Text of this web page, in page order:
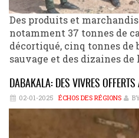
Des produits et
notamment 37 tonnes de
décortiqué, cinq tonnes de
sauvage et des dizaines
DABAKALA: DES VIVRES
02-01-2025 ÉCHOS DES RÉGIONS